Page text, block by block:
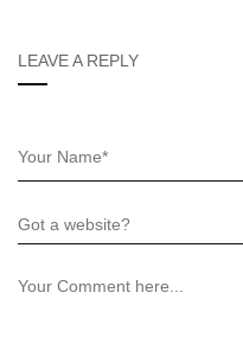
LEAVE A REPLY